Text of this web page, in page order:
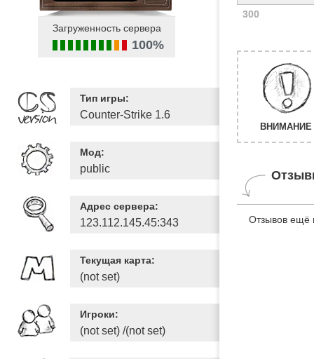
Загруженность сервера
100%
Тип игры:
Counter-Strike 1.6
Мод:
public
Адрес сервера:
123.112.145.45:343
Текущая карта:
(not set)
Игроки:
(not set) /(not set)
300
ВНИМАНИЕ
Отзывов ещё